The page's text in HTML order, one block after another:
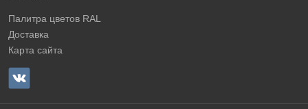
Палитра цветов RAL
Доставка
Карта сайта